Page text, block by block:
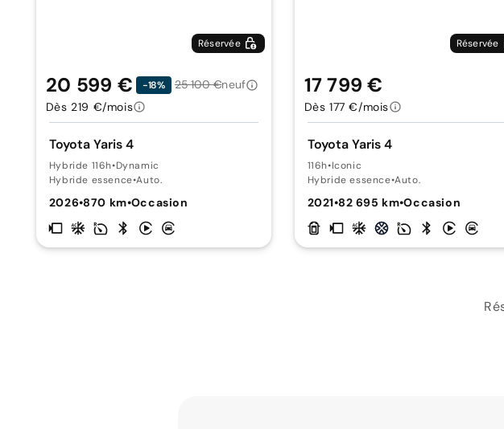
Réservée
Toyota Yaris 4
Hybride 116h•Dynamic
Hybride essence•Auto.
2026•870 km•Occasion
20 599 € -18% 25 100 €neuf
Dès 219 €/mois
Réservée
Toyota Yaris 4
116h•Iconic
Hybride essence•Auto.
2021•82 695 km•Occasion
17 799 €
Dès 177 €/mois